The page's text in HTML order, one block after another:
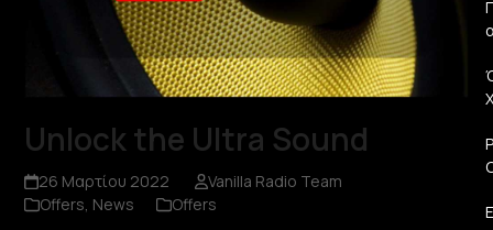
Unlock the Ultra Sound
26 Μαρτίου 2022
Vanilla Radio Team
Offers, News Offers